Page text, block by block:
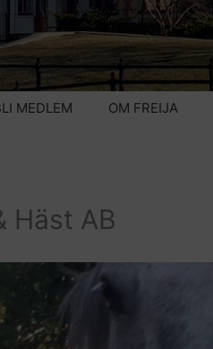
MEDLEM OM FREIJA
Häst AB